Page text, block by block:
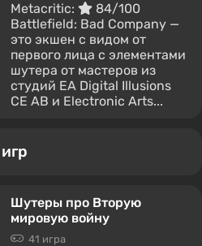
Metacritic:
84/100
Battlefield: Bad Company —
это экшен с видом от
первого лица с элементами
шутера от мастеров из
студий EA Digital Illusions
CE AB и Electronic Arts...
Шутеры про Вторую
мировую войну
41 игра